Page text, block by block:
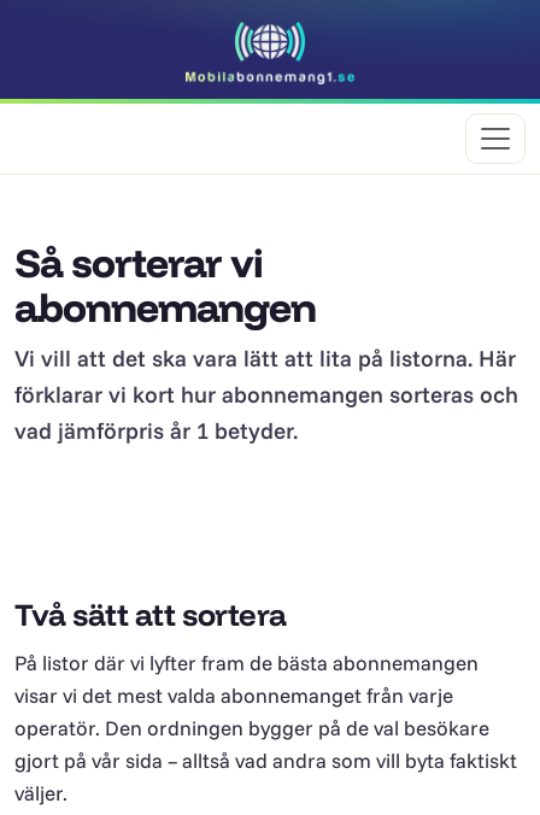
Så sorterar vi
abonnemangen
Vi vill att det ska vara lätt att lita på listorna. Här
förklarar vi kort hur abonnemangen sorteras och
vad jämförpris år 1 betyder.
Två sätt att sortera
På listor där vi lyfter fram de bästa abonnemangen
visar vi det mest valda abonnemanget från varje
operatör. Den ordningen bygger på de val besökare
gjort på vår sida – alltså vad andra som vill byta faktiskt
väljer.